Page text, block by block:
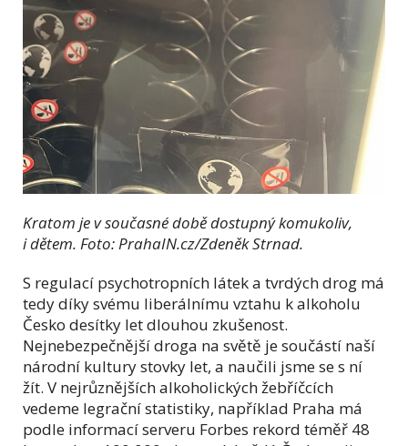
Kratom je v současné době dostupný komukoliv,
i dětem. Foto: PrahaIN.cz/Zdeněk Strnad.
S regulací psychotropních látek a tvrdých drog má
tedy díky svému liberálnímu vztahu k alkoholu
Česko desítky let dlouhou zkušenost.
Nejnebezpečnější droga na světě je součástí naší
národní kultury stovky let, a naučili jsme se s ní
žít. V nejrůznějších alkoholických žebříčcích
vedeme legrační statistiky, například Praha má
podle informací serveru Forbes rekord téměř 48